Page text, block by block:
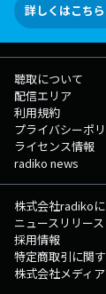
詳しくはこちら
聴取について
配信エリア
利用規約
プライバシーポ
ライセンス情報
radiko news
株式会社radiko
ニュースリリース
採用情報
特定商取引に関
株式会社メディ